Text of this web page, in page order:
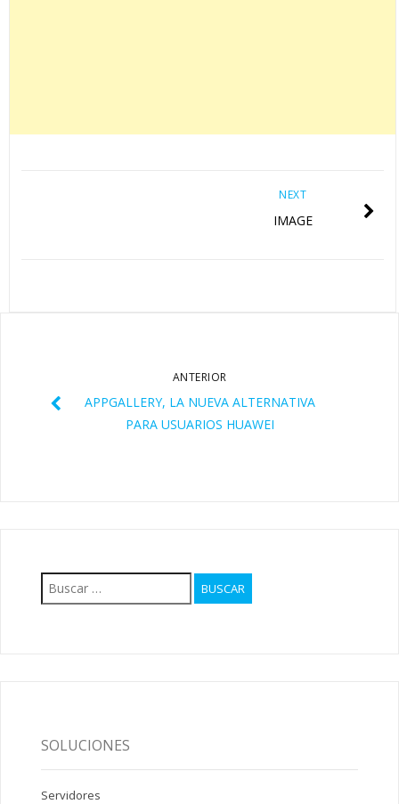
NEXT
IMAGE
ANTERIOR
APPGALLERY, LA NUEVA ALTERNATIVA
PARA USUARIOS HUAWEI
SOLUCIONES
Servidores